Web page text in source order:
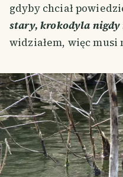
gdyby chciał
stary, krokodyla nigdy
widziałem, więc musi